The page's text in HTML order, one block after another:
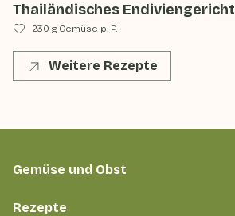
Thailändisches Endiviengericht
230 g Gemüse p. P.
Weitere Rezepte
Gemüse und Obst
Rezepte